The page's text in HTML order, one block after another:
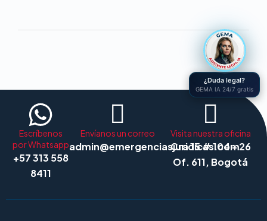
Escríbenos
por Whatsapp
+57 313 558
8411
Envíanos un correo
admin@emergenciasjuridicas.com
Visita nuestra oficina
Cra 15 # 104 - 26
Of. 611, Bogotá
¿Duda legal?
GEMA IA 24/7 gratis